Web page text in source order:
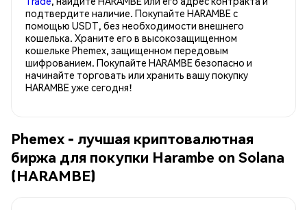
подтвердите наличие. Покупайте HARAMBE с
помощью USDT, без необходимости внешнего
кошелька. Храните его в высокозащищенном
кошельке Phemex, защищенном передовым
шифрованием. Покупайте HARAMBE безопасно и
начинайте торговать или хранить вашу покупку
HARAMBE уже сегодня!
Phemex - лучшая криптовалютная
биржа для покупки Harambe on Solana
(HARAMBE)